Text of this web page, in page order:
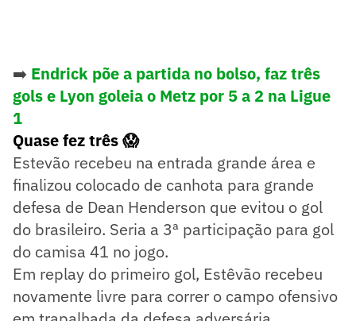
➡️ Endrick põe a partida no bolso, faz três
gols e Lyon goleia o Metz por 5 a 2 na Ligue
1
Quase fez três 😱
Estevão recebeu na entrada grande área e
finalizou colocado de canhota para grande
defesa de Dean Henderson que evitou o gol
do brasileiro. Seria a 3ª participação para gol
do camisa 41 no jogo.
Em replay do primeiro gol, Estêvão recebeu
novamente livre para correr o campo ofensivo